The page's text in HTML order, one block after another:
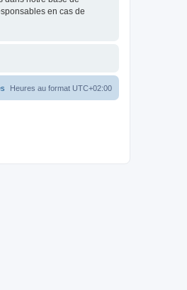
en cas de
Heures au format UTC+02:00